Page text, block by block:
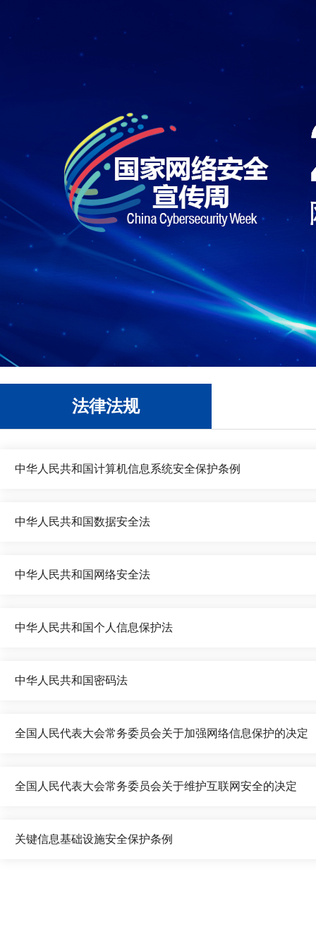
法律法规
中华人民共和国计算机信息系统安全保护条例
中华人民共和国数据安全法
中华人民共和国网络安全法
中华人民共和国个人信息保护法
中华人民共和国密码法
全国人民代表大会常务委员会关于加强网络信息保护的决定
全国人民代表大会常务委员会关于维护互联网安全的决定
关键信息基础设施安全保护条例